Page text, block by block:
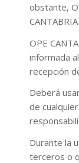
obstante,
OPE
informada
recepción
Deberá
de cualquier
Durante la
terceros o